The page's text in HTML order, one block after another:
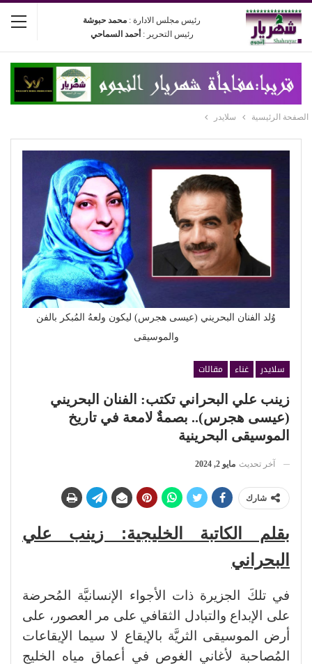
رئيس مجلس الادارة : محمد حبوشة
رئيس التحرير : أحمد السماحي
الصفحة الرئيسية سلايدر
وُلد الفنان البحريني (عيسى هجرس) ليكون ولعهُ المُبكر بالفن
والموسيقى
سلايدر غناء
مقالات
زينب علي البحراني تكتب: الفنان البحريني
(عيسى هجرس).. بصمةٌ لامعة في تاريخ
الموسيقى البحرينية
آخر تحديث مايو 2, 2024
شارك
بقلم الكاتبة الخليجية: زينب علي
البحراني
في تلكَ الجزيرة ذات الأجواء الإنسانيَّة المُحرضة
على الإبداع والتبادل الثقافي على مر العصور، على
أرض الموسيقى الثريَّة بالإيقاع لا سيما الإيقاعات
المُصاحبة لأغاني الغوص في أعماق مياه الخليج